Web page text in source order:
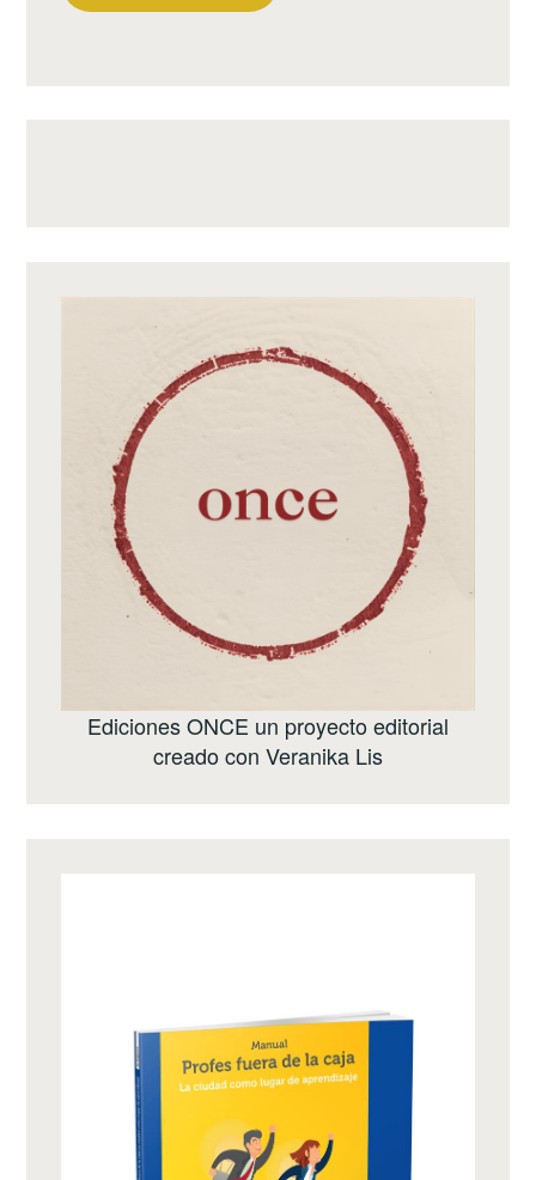
Ediciones ONCE un proyecto editorial
creado con Veranika Lis